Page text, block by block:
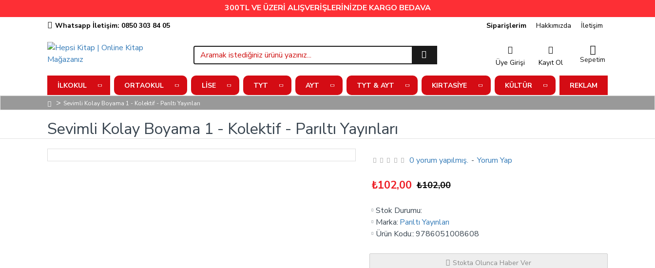
300TL VE ÜZERİ ALIŞVERİŞLERİNİZDE KARGO BEDAVA
Whatsapp İletişim: 0850 303 84 05 Siparişlerim Hakkımızda İletişim
Üye Girişi Kayıt Ol Sepetim
İLKOKUL ORTAOKUL LISE TYT AYT TYT & AYT KIRTASIYE KÜLTÜR REKLAM
Sevimli Kolay Boyama 1 - Kolektif - Parıltı Yayınları
Sevimli Kolay Boyama 1 - Kolektif - Parıltı Yayınları
Stok Durumu:
Marka: Parıltı Yayınları
Ürün Kodu::9786051008608
0 yorum yapılmış. - Yorum Yap
₺102,00 ₺102,00
Stokta Olunca Haber Ver